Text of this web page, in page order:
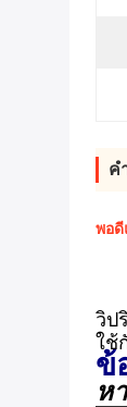
คํ
พอดี
วิป
ใช้
ข้
ห